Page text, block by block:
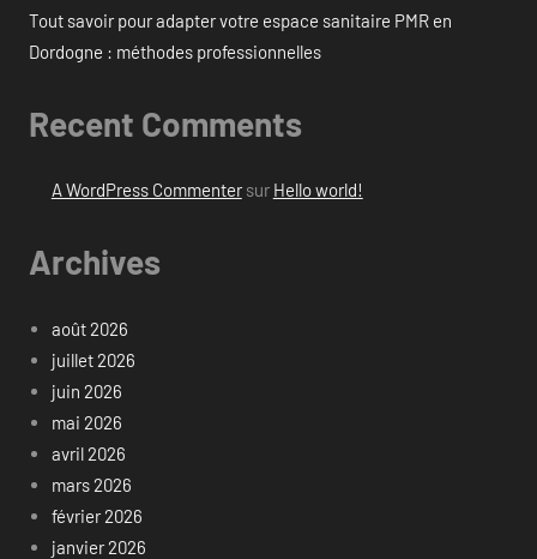
Tout savoir pour adapter votre espace sanitaire PMR en
Dordogne : méthodes professionnelles
Recent Comments
A WordPress Commentersur Hello world!
Archives
août 2026
juillet 2026
juin 2026
mai 2026
avril 2026
mars 2026
février 2026
janvier 2026